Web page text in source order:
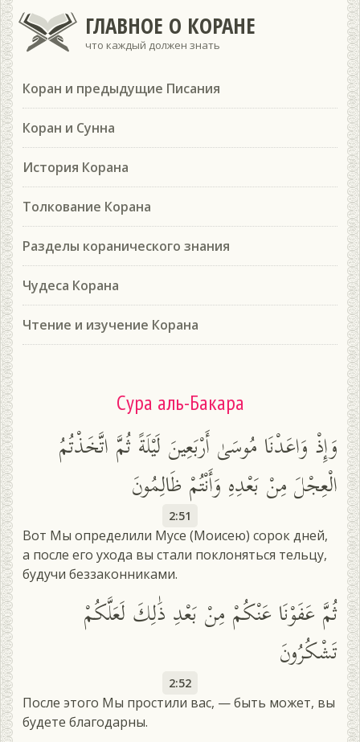
ГЛАВНОЕ О КОРАНЕ
что каждый должен знать
Коран и предыдущие Писания
Коран и Сунна
История Корана
Толкование Корана
Разделы коранического знания
Чудеса Корана
Чтение и изучение Корана
Сура аль-Бакара
وَإِذْ وَاعَدْنَا مُوسَىٰ أَرْبَعِينَ لَيْلَةً ثُمَّ اتَّخَذْتُمُ
الْعِجْلَ مِنْ بَعْدِهِ وَأَنْتُمْ ظَالِمُونَ
2:51
Вот Мы определили Мусе (Моисею) сорок дней,
а после его ухода вы стали поклоняться тельцу,
будучи беззаконниками.
ثُمَّ عَفَوْنَا عَنْكُمْ مِنْ بَعْدِ ذَٰلِكَ لَعَلَّكُمْ
تَشْكُرُونَ
2:52
После этого Мы простили вас, — быть может, вы
будете благодарны.